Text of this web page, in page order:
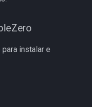
para instalar e